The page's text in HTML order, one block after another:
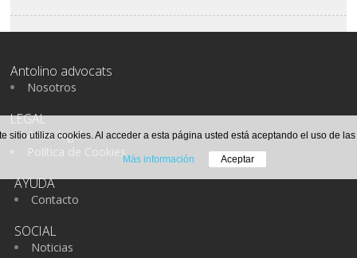
Antolino advocats
Nosotros
LEGAL
Aviso legal
Política de Cookies
AYUDA
Contacto
SOCIAL
Noticias
sitio utiliza cookies. Al acceder a esta página usted está aceptando el uso de las
Más información Aceptar